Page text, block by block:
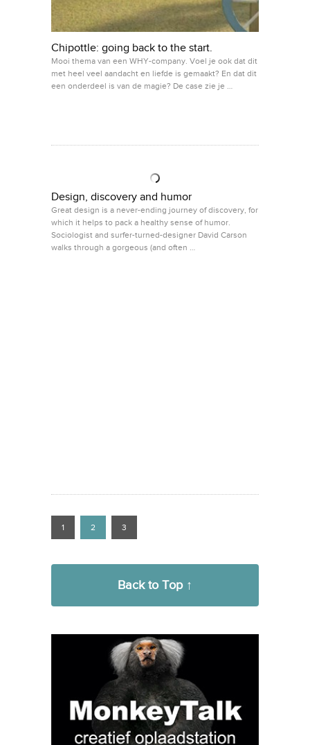
Chipottle: going back to the start.
Mooi thema van een WHY-company. Voel je ook dat dit
met heel veel aandacht en liefde is gemaakt? En dat dit
een onderdeel is van de magie? De case zie je …
Design, discovery and humor
Great design is a never-ending journey of discovery, for
which it helps to pack a healthy sense of humor.
Sociologist and surfer-turned-designer David Carson
walks through a gorgeous (and often …
1 2 3
Back to Top ↑